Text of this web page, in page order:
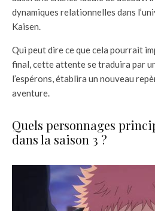
dynamiques relationnelles dans
Kaisen.
Qui peut dire ce que cela pourrait
final, cette attente se traduira par
l’espérons, établira un nouveau
aventure.
Quels personnages
dans la saison 3 ?